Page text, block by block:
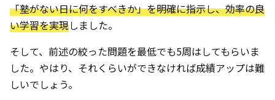
「塾がない日に何をすべきか」を明確に指示し、効率の良
い学習を実現しました。
そして、前述の絞った問題を最低でも5周はしてもらいま
した。やはり、それくらいができなければ成績アップは難
しいでしょう。